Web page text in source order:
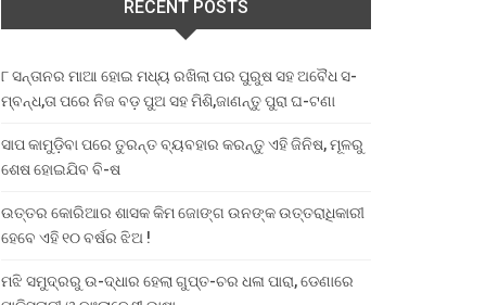
RECENT POSTS
୮ ସନ୍ତାନର ମାଆ ହୋଇ ମଧ୍ୟ ରଖିଲା ପର ପୁରୁଷ ସହ ଅବୈଧ ସ-
ମ୍ବନ୍ଧ,ତା ପରେ ନିଜ ବଡ଼ ପୁଅ ସହ ମିଶି,ଜାଣନ୍ତୁ ପୁରା ଘ-ଟଣା
ସାପ କାମୁଡ଼ିବା ପରେ ତୁରନ୍ତ ବ୍ୟବହାର କରନ୍ତୁ ଏହି ଜିନିଷ, ମୂଳରୁ
ଶେଷ ହୋଇଯିବ ବି-ଷ
ଉତ୍ତର କୋରିଆର ଶାସକ କିମ ଜୋଙ୍ଗ ଉନଙ୍କ ଉତ୍ତରାଧିକାରୀ
ହେବେ ଏହି ୧୦ ବର୍ଷର ଝିଅ !
ମଝି ସମୁଦ୍ରରୁ ଉ-ଦ୍ଧାର ହେଲା ଗୁପ୍ତ-ଚର ଧଳା ପାରା, ଡେଣାରେ